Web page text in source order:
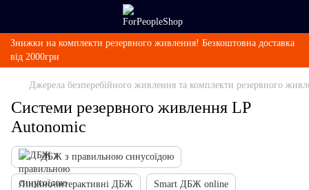
Знижки на комплекти резервного живлення! Безкоштовна доставка
від 2000грн
Джерела безперебійного живлення та комплекти резервного
Системи резервного живлення LP
Autonomic
ДБЖ з правильною синусоїдою
Лінійно-інтерактивні ДБЖ Smart ДБЖ online